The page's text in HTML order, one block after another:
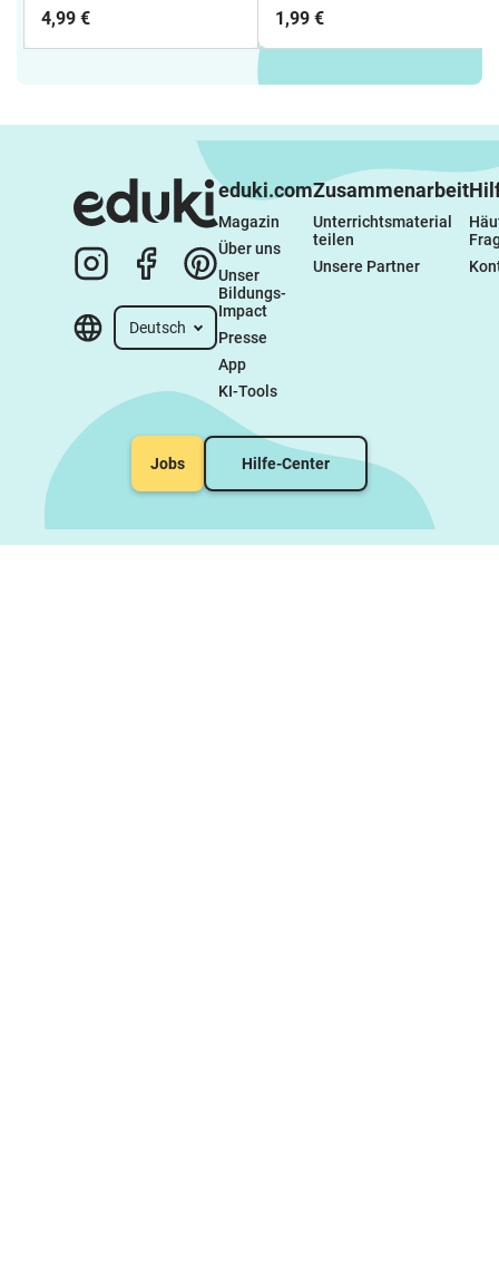
4,99 €
1,99 €
Deutsch
eduki.com
Magazin
Über uns
Unser
Bildungs-
Impact
Presse
App
KI-Tools
Zusammenarbeit
Unterrichtsmaterial
teilen
Unsere Partner
Jobs Hilfe-Center